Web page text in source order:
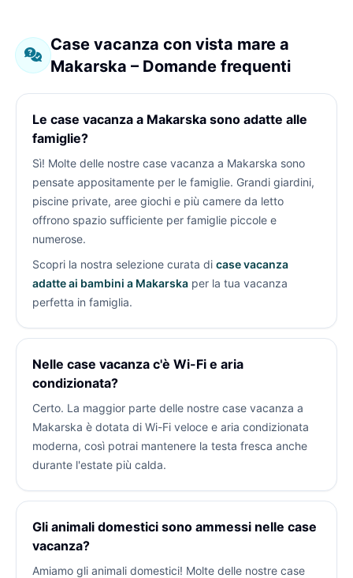
Case vacanza con vista mare a
Makarska – Domande frequenti
Le case vacanza a Makarska sono adatte alle
famiglie?
Sì! Molte delle nostre case vacanza a Makarska sono
pensate appositamente per le famiglie. Grandi giardini,
piscine private, aree giochi e più camere da letto
offrono spazio sufficiente per famiglie piccole e
numerose.
Scopri la nostra selezione curata di case vacanza
adatte ai bambini a Makarska per la tua vacanza
perfetta in famiglia.
Nelle case vacanza c'è Wi-Fi e aria
condizionata?
Certo. La maggior parte delle nostre case vacanza a
Makarska è dotata di Wi-Fi veloce e aria condizionata
moderna, così potrai mantenere la testa fresca anche
durante l'estate più calda.
Gli animali domestici sono ammessi nelle case
vacanza?
Amiamo gli animali domestici! Molte delle nostre case